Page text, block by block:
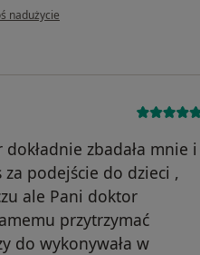
użytkownika Olga
nadużycie
zbadała mnie i
podejście do dzieci ,
ale Pani doktor
przytrzymać
do wykonywała w